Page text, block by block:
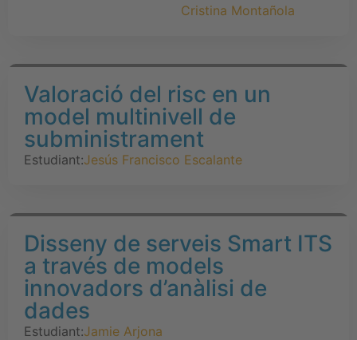
Cristina Montañola
Valoració del risc en un
model multinivell de
subministrament
Estudiant:Jesús Francisco Escalante
Disseny de serveis Smart ITS
a través de models
innovadors d’anàlisi de
dades
Estudiant:Jamie Arjona